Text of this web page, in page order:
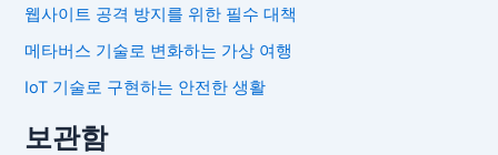
웹사이트 공격 방지를 위한 필수 대책
메타버스 기술로 변화하는 가상 여행
IoT 기술로 구현하는 안전한 생활
보관함